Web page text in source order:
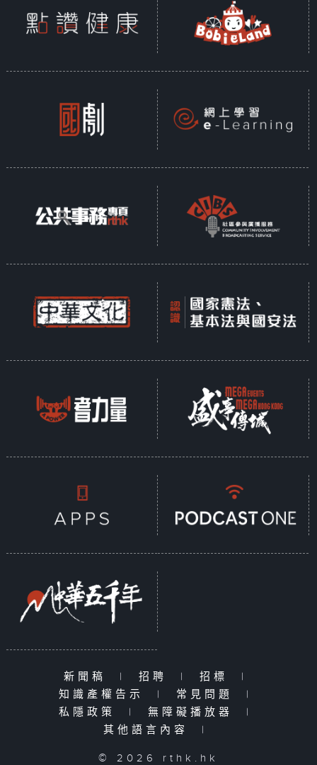
新聞稿 | 招聘 | 招標
|
知識產權告示
| 常見問題
|
私隱政策
| 無障礙播放器
|
其他語言內容
|
© 2026 rthk.hk